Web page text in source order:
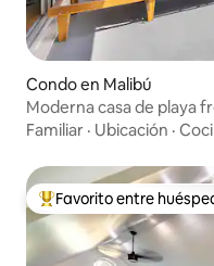
Condo en Malibú
Moderna casa de playa
aire acondicionado
Familiar · Ubicación ·
Favorito entre
Favorito entre